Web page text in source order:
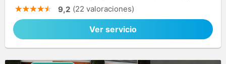
9,2 (22 valoraciones)
Ver servicio